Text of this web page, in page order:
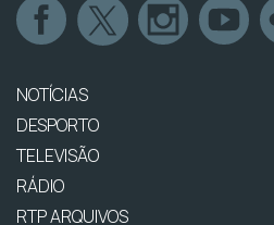
NOTÍCIAS
DESPORTO
TELEVISÃO
RÁDIO
RTP ARQUIVOS